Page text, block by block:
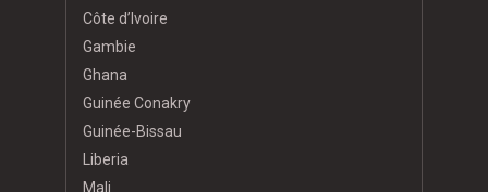
Côte d’Ivoire
Gambie
Ghana
Guinée Conakry
Guinée-Bissau
Liberia
Mali